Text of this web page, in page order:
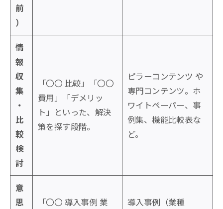
前
）
情
報
収
集
・
比
較
検
討
「〇〇 比較」「〇〇
費用」「デメリッ
ト」といった、解決
策を探す段階。
ピラーコンテンツ や
専門コンテンツ。ホ
ワイトペーパー、事
例集、機能比較表な
ど。
意
思
「〇〇 導入事例 業
導入事例（業種